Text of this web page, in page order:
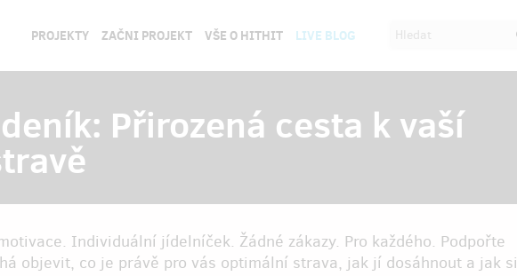
PROJEKTY ZAČNI PROJEKT VŠE O HITHIT LIVE BLOG
Přirozená cesta k vaší
Individuální jídelníček. Žádné zákazy. Pro každého. Podpořte
objevit, co je právě pro vás optimální strava, jak jí dosáhnout a jak si